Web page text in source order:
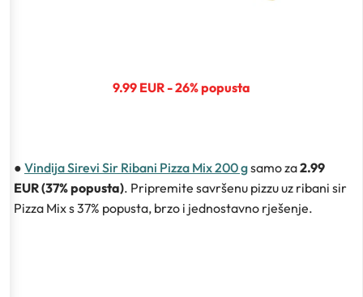
9.99 EUR - 26% popusta
● Vindija Sirevi Sir Ribani Pizza Mix 200 gsamo za2.99
EUR (37% popusta). Pripremite savršenu pizzu uz ribani sir
Pizza Mix s 37% popusta, brzo i jednostavno rješenje.